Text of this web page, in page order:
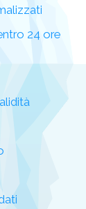
24 ore